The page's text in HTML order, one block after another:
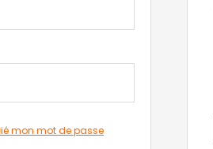
mon mot de passe